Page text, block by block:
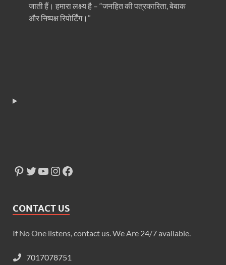
जाती हैं। हमारा लक्ष्य है – “जनहित की पत्रकारिता, बेबाक
और निष्पक्ष रिपोर्टिंग।”
CONTACT US
If No One listens, contact us. We Are 24/7 available.
7017078751